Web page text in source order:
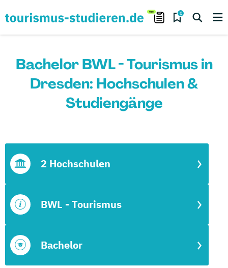
0
Bachelor BWL - Tourismus in
Dresden: Hochschulen &
Studiengänge
Bachelor
BWL - Tourismus
2 Hochschulen